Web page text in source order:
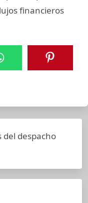
financieros
del despacho